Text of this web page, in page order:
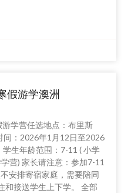
假游学澳洲
游学营任选地点：布里斯
间：2026年1月12日至2026
生年龄范围：7-11 ( ⼩学
营) 家长请注意：参加7-11
安排寄宿家庭，需要陪同
和接送学生上下学。 全部